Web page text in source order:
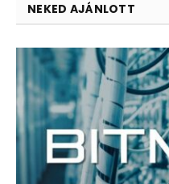
NEKED AJÁNLOTT